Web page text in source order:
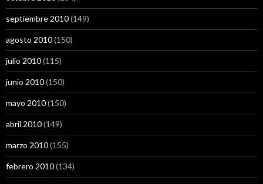
septiembre 2010(149)
agosto 2010(150)
julio 2010(115)
junio 2010(150)
mayo 2010(150)
abril 2010(149)
marzo 2010(155)
febrero 2010(134)